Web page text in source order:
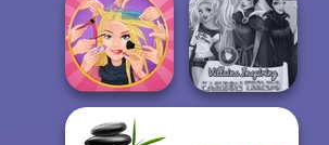
Faithful Elf Ice Ballerina